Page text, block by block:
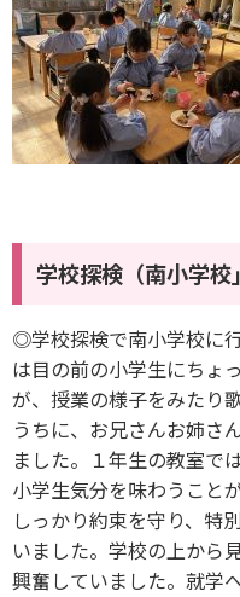
学校探検（南小学校」
◎学校探検で南小学校に
は目の前の小学生にちょ
が、授業の様子をみたり
うちに、お兄さんお姉さ
ました。１年生の教室で
小学生気分を味わうこと
しっかり約束を守り、特
いました。学校の上から
興奮していました。就学